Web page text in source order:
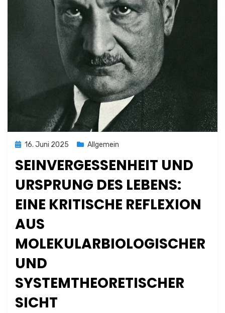
Posted
16. Juni 2025 Allgemein
SEINVERGESSENHEIT UND
URSPRUNG DES LEBENS:
EINE KRITISCHE REFLEXION
AUS
MOLEKULARBIOLOGISCHER
UND
SYSTEMTHEORETISCHER
SICHT